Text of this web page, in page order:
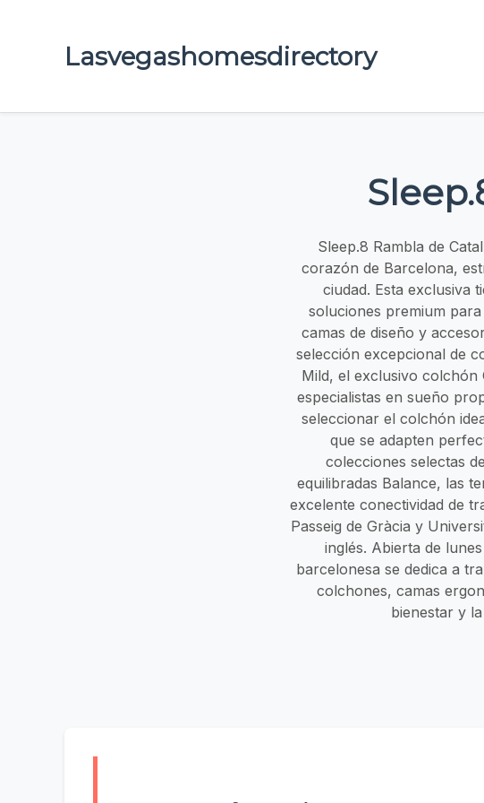
Lasvegashomesdirectory
Sleep.8 Rambla de
corazón de Barcelona,
ciudad. Esta exclusiva
soluciones premium
camas de diseño y
selección excepcional de
Mild, el exclusivo colchón
especialistas en sueño
seleccionar el colchón
que se adapten
colecciones selectas
equilibradas Balance, las
excelente conectividad de
Passeig de Gràcia y
inglés. Abierta de
barcelonesa se dedica a
colchones, camas
bienestar y